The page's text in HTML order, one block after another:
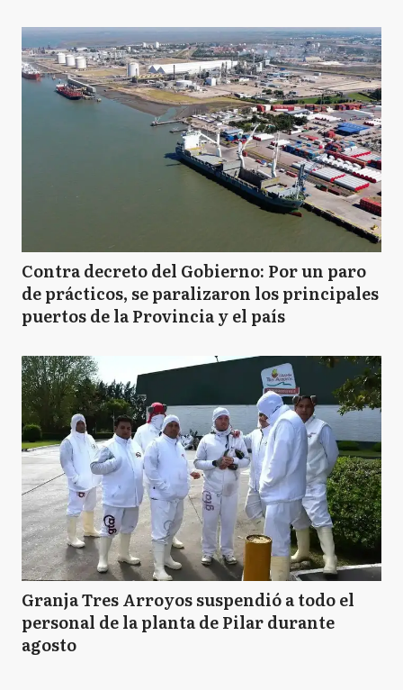
Contra decreto del Gobierno: Por un paro
de prácticos, se paralizaron los principales
puertos de la Provincia y el país
Granja Tres Arroyos suspendió a todo el
personal de la planta de Pilar durante
agosto